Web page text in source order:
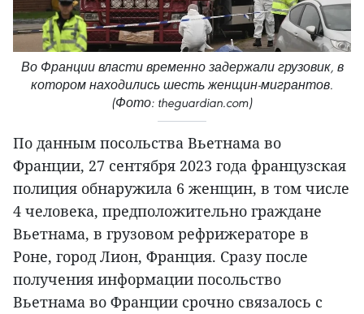
Во Франции власти временно задержали грузовик, в
котором находились шесть женщин-мигрантов.
(Фото: theguardian.com)
По данным посольства Вьетнама во
Франции, 27 сентября 2023 года французская
полиция обнаружила 6 женщин, в том числе
4 человека, предположительно граждане
Вьетнама, в грузовом рефрижераторе в
Роне, город Лион, Франция. Сразу после
получения информации посольство
Вьетнама во Франции срочно связалось с